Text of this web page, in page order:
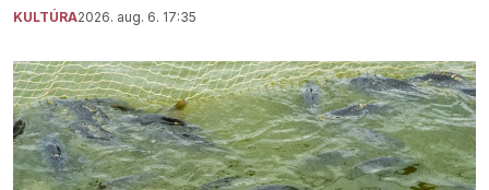
KULTÚRA2026. aug. 6. 17:35